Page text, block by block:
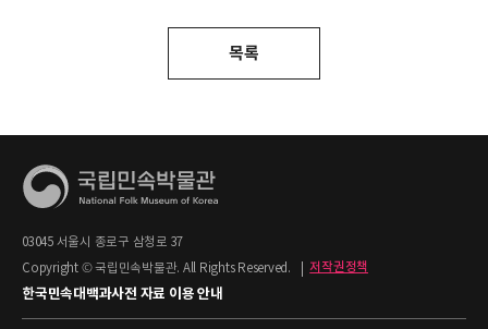
목록
03045 서울시 종로구 삼청로 37
Copyright © 국립민속박물관. All Rights Reserved.
저작권정책
한국민속대백과사전 자료 이용 안내